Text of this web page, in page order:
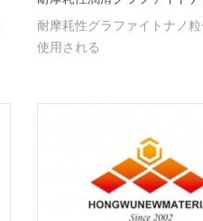
耐摩耗性グラファイトナノ
使用される